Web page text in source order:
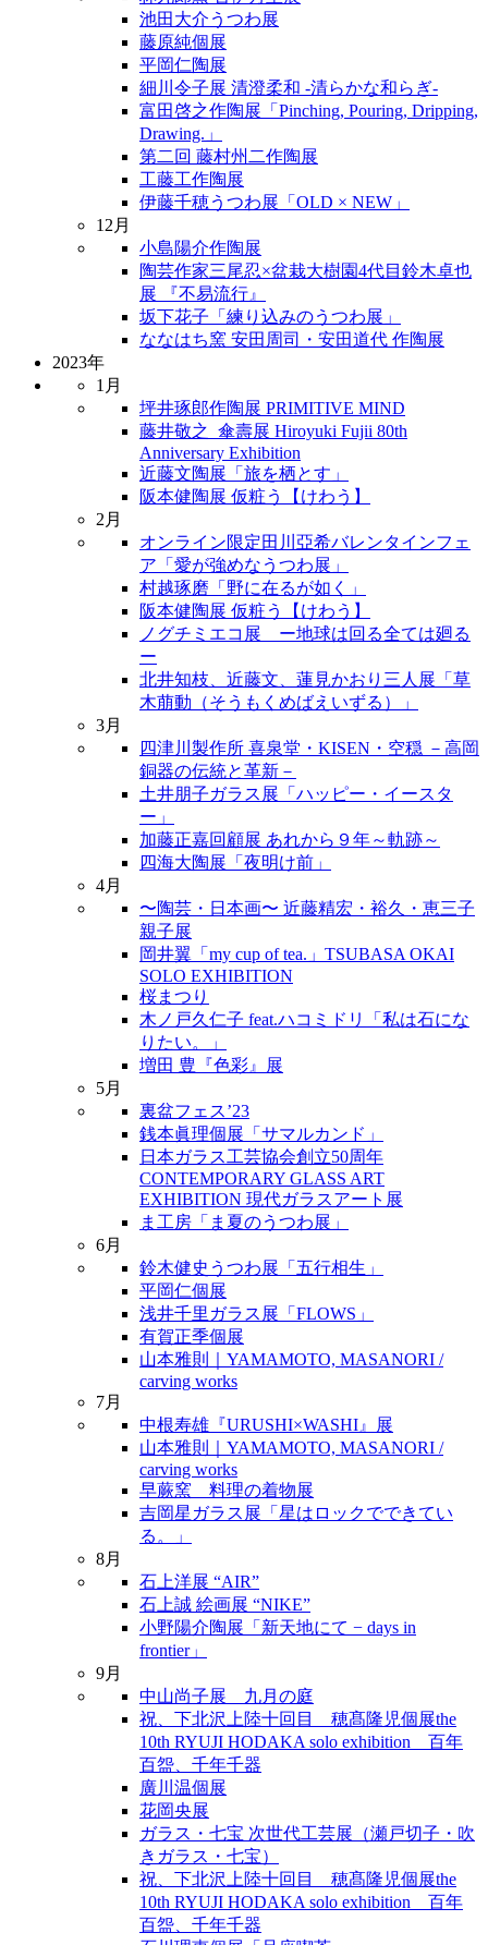
池田大介うつわ展
藤原純個展
平岡仁陶展
細川令子展 清澄柔和 -清らかな和らぎ-
富田啓之作陶展「Pinching, Pouring, Dripping,
Drawing.」
第二回 藤村州二作陶展
工藤工作陶展
伊藤千穂うつわ展「OLD × NEW」
12月
小島陽介作陶展
陶芸作家三尾忍×盆栽大樹園4代目鈴木卓也
展 『不易流行』
坂下花子「練り込みのうつわ展」
ななはち窯 安田周司・安田道代 作陶展
2023年
1月
坪井琢郎作陶展 PRIMITIVE MIND
藤井敬之_傘壽展 Hiroyuki Fujii 80th
Anniversary Exhibition
近藤文陶展「旅を栖とす」
阪本健陶展 仮粧う【けわう】
2月
オンライン限定田川亞希バレンタインフェ
ア「愛が強めなうつわ展」
村越琢磨「野に在るが如く」
阪本健陶展 仮粧う【けわう】
ノグチミエコ展 ー地球は回る全ては廻る
ー
北井知枝、近藤文、蓮見かおり三人展「草
木萠動（そうもくめばえいずる）」
3月
四津川製作所 喜泉堂・KISEN・空穏 －高岡
銅器の伝統と革新－
土井朋子ガラス展「ハッピー・イースタ
ー」
加藤正嘉回顧展 あれから９年～軌跡～
四海大陶展「夜明け前」
4月
〜陶芸・日本画〜 近藤精宏・裕久・恵三子
親子展
岡井翼「my cup of tea.」TSUBASA OKAI
SOLO EXHIBITION
桜まつり
木ノ戸久仁子 feat.ハコミドリ「私は石にな
りたい。」
増田 豊『色彩』展
5月
裏盆フェス’23
銭本眞理個展「サマルカンド」
日本ガラス工芸協会創立50周年
CONTEMPORARY GLASS ART
EXHIBITION 現代ガラスアート展
ま工房「ま夏のうつわ展」
6月
鈴木健史うつわ展「五行相生」
平岡仁個展
浅井千里ガラス展「FLOWS」
有賀正季個展
山本雅則｜YAMAMOTO, MASANORI /
carving works
7月
中根寿雄『URUSHI×WASHI』展
山本雅則｜YAMAMOTO, MASANORI /
carving works
早蕨窯 料理の着物展
吉岡星ガラス展「星はロックでできてい
る。」
8月
石上洋展 “AIR”
石上誠 絵画展 “NIKE”
小野陽介陶展「新天地にて − days in
frontier」
9月
中山尚子展 九月の庭
祝、下北沢上陸十回目 穂髙隆児個展the
10th RYUJI HODAKA solo exhibition 百年
百盌、千年千器
廣川温個展
花岡央展
ガラス・七宝 次世代工芸展（瀬戸切子・吹
きガラス・七宝）
祝、下北沢上陸十回目 穂髙隆児個展the
10th RYUJI HODAKA solo exhibition 百年
百盌、千年千器